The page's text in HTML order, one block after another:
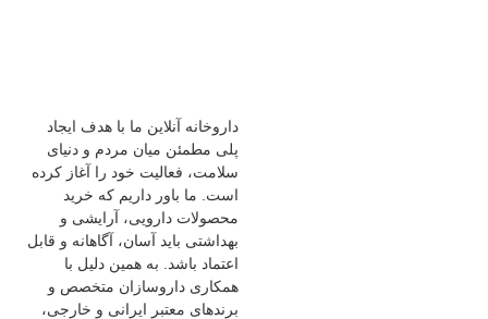
داروخانه آنلاین ما با هدف ایجاد
پلی مطمئن میان مردم و دنیای
سلامت، فعالیت خود را آغاز کرده
است. ما باور داریم که خرید
محصولات دارویی، آرایشی و
بهداشتی باید آسان، آگاهانه و قابل
اعتماد باشد. به همین دلیل با
همکاری داروسازان متخصص و
برندهای معتبر ایرانی و خارجی،